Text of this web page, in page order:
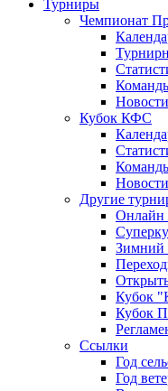
Турниры
Чемпионат
Новости
Кубок КФС
Новости
Другие
Онлайн
Кубок
Кубок
Ссылки
Год
Год